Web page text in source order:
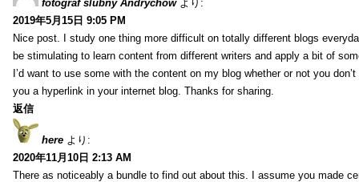
fotograf slubny Andrychow より:
2019年5月15日 9:05 PM
Nice post. I study one thing more difficult on totally different blogs
be stimulating to learn content from different writers and apply a bit of
I’d want to use some with the content on my blog whether or not you
you a hyperlink in your internet blog. Thanks for sharing.
返信
here より:
2020年11月10日 2:13 AM
There as noticeably a bundle to find out about this. I assume you made